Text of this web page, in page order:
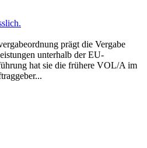
prägt die Vergabe
unterhalb der EU-
hat sie die frühere VOL/A im